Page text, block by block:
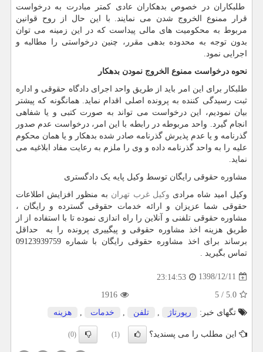
طلبکاران در خصوص بدهکاران عادی کمتر مبادرت به درخواست
قرار ممنوع الخروج شدن می نمایند. با این حال از روح قوانین
مربوط به محکومیت های مالی پیداست که در این زمینه می توان
بدون توجه به محدوده بدهی مقرر، چنین درخواستی را مطالبه و
اجرایی نمود.
نحوه درخواست ممنوع الخروج نمودن بدهکار
طلبکار برای این امر باید از طریق واحد اجرای دادگاه حقوقی و اداره
ثبت رسیدگی کننده به پرونده اصلی اقدام نماید. همانگونه که پیشتر
بیان نمودیم، این درخواست می تواند به صورت کتبی و یا شفاهی
انجام گیرد. واحد مربوطه در رابطه با این امر، درخواست عدم صدور
گذرنامه و یا عدم پذیرش گذرنامه صادر شده بدهکار و یا همان محکوم
علیه را به واحد گذرنامه داده و وی را ملزم به رعایت مفاد ابلاغیه می
نماید.
مشاوره حقوقی رایگان توسط وکیل پایه یک دادگستری
وکیل امید شاه مرادی وکیل غرب تهران به منظور افزایش اطلاعات
حقوقی شما عزیزان و ارائه خدمات حقوقی گسترده و رایگان ،
مشاوره حقوقی تلفنی و آنلاین را راه اندازی نموده تا با استفاده از از
طریق هزینه اخذ مشاوره حقوقی و پیگییری پرونده را به حداقل
برساند برای اخذ مشاوره حقوقی رایگان با شماره 09123939759
تماس بگیرید .
1398/12/11
23:14:53
5.0
/
5
1916
تگهای خبر:
رپورتاژ تلفن خدمات هزینه
این مطلب را می پسندید؟ (1)
(0)